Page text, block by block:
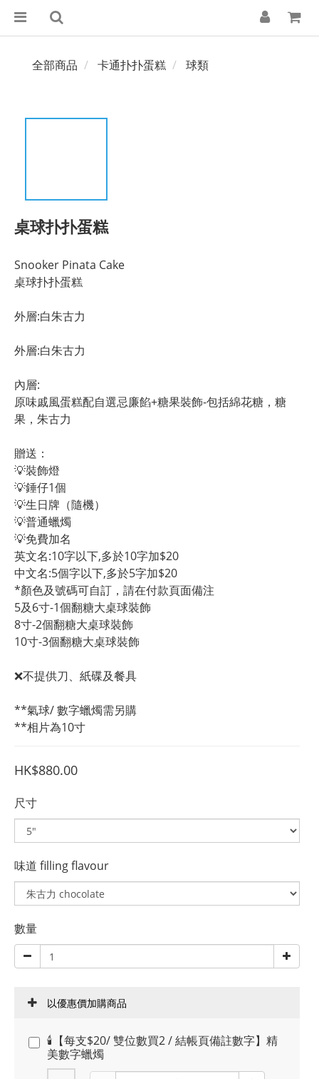
全部商品 卡通扑扑蛋糕 球類
桌球扑扑蛋糕
Snooker Pinata Cake
桌球扑扑蛋糕
外層:白朱古力
外層:白朱古力
內層:
原味戚風蛋糕配自選忌廉餡+糖果裝飾-包括綿花糖，糖
果，朱古力
贈送：
💡裝飾燈
💡錘仔1個
💡生日牌（隨機）
💡普通蠟燭
💡免費加名
英文名:10字以下,多於10字加$20
中文名:5個字以下,多於5字加$20
*顏色及號碼可自訂，請在付款頁面備注
5及6寸-1個翻糖大桌球裝飾
8寸-2個翻糖大桌球裝飾
10寸-3個翻糖大桌球裝飾
❌不提供刀、紙碟及餐具
**氣球/ 數字蠟燭需另購
**相片為10寸
HK$880.00
尺寸
味道 filling flavour
數量
以優惠價加購商品
🕯️【每支$20/ 雙位數買2 / 結帳頁備註數字】精
美數字蠟燭